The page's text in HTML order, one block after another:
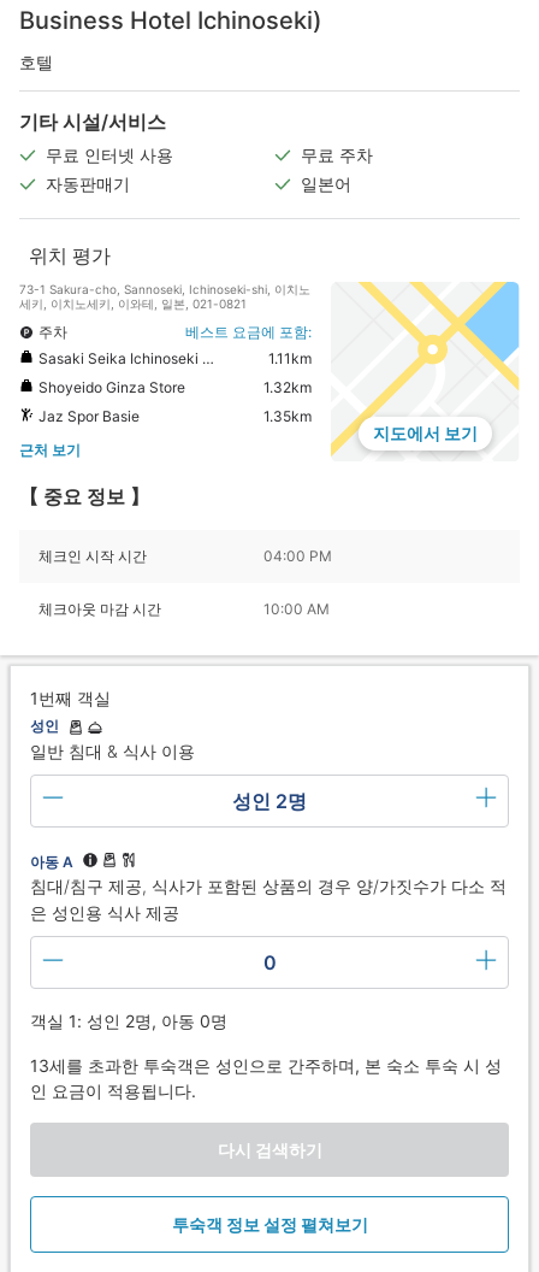
Business Hotel Ichinoseki)
호텔
기타 시설/서비스
무료 인터넷 사용
무료 주차
자동판매기
일본어
위치 평가
73-1 Sakura-cho, Sannoseki, Ichinoseki-shi, 이치노
세키, 이치노세키, 이와테, 일본, 021-0821
주차
베스트 요금에 포함:
Sasaki Seika Ichinoseki Omachi Honten
1.11km
Shoyeido Ginza Store
1.32km
Jaz Spor Basie
1.35km
근처 보기
지도에서 보기
【 중요 정보 】
체크인 시작 시간 04:00 PM
체크아웃 마감 시간 10:00 AM
1번째 객실
성인
일반 침대 & 식사 이용
성인 2명
아동 A
침대/침구 제공, 식사가 포함된 상품의 경우 양/가짓수가 다소 적
은 성인용 식사 제공
0
객실 1: 성인 2명, 아동 0명
13세를 초과한 투숙객은 성인으로 간주하며, 본 숙소 투숙 시 성
인 요금이 적용됩니다.
다시 검색하기
투숙객 정보 설정 펼쳐보기